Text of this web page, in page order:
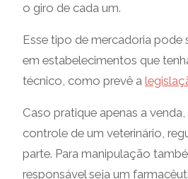
o giro de cada um.
Esse tipo de mercadoria pode
em estabelecimentos que
técnico, como prevê a
Caso pratique apenas a
controle de um veterinário,
parte. Para manipulação
responsável seja um